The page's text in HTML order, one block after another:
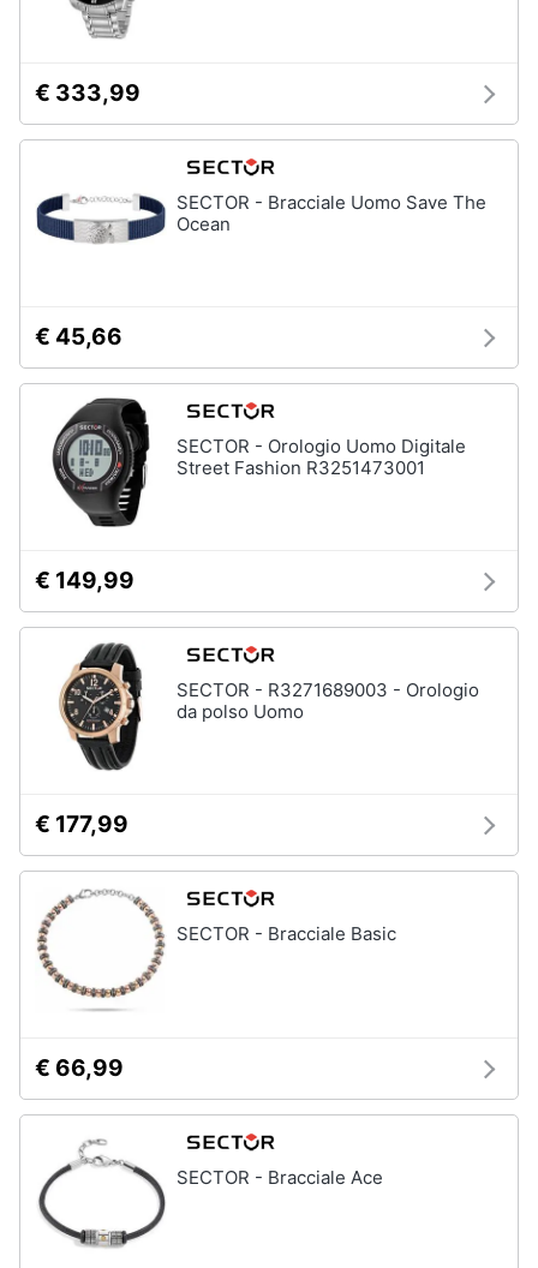
€ 333,99
SECTOR - Bracciale Uomo Save The
Ocean
€ 45,66
SECTOR - Orologio Uomo Digitale
Street Fashion R3251473001
€ 149,99
SECTOR - R3271689003 - Orologio
da polso Uomo
€ 177,99
SECTOR - Bracciale Basic
€ 66,99
SECTOR - Bracciale Ace